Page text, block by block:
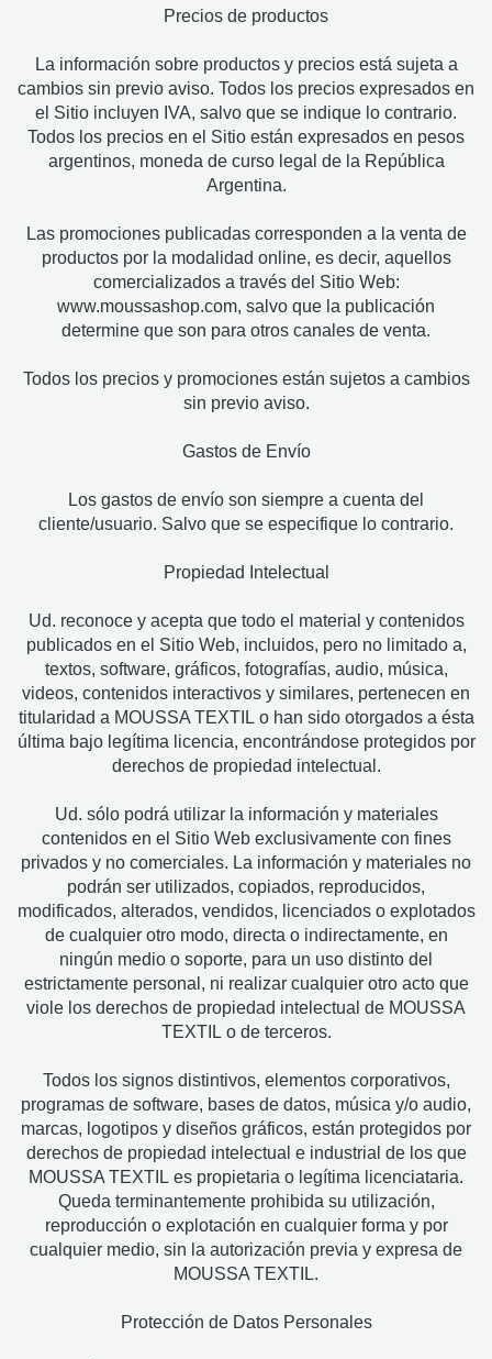
Precios de productos
La información sobre productos y precios está sujeta a
cambios sin previo aviso. Todos los precios expresados en
el Sitio incluyen IVA, salvo que se indique lo contrario.
Todos los precios en el Sitio están expresados en pesos
argentinos, moneda de curso legal de la República
Argentina.
Las promociones publicadas corresponden a la venta de
productos por la modalidad online, es decir, aquellos
comercializados a través del Sitio Web:
www.moussashop.com, salvo que la publicación
determine que son para otros canales de venta.
Todos los precios y promociones están sujetos a cambios
sin previo aviso.
Gastos de Envío
Los gastos de envío son siempre a cuenta del
cliente/usuario. Salvo que se especifique lo contrario.
Propiedad Intelectual
Ud. reconoce y acepta que todo el material y contenidos
publicados en el Sitio Web, incluidos, pero no limitado a,
textos, software, gráficos, fotografías, audio, música,
videos, contenidos interactivos y similares, pertenecen en
titularidad a MOUSSA TEXTIL o han sido otorgados a ésta
última bajo legítima licencia, encontrándose protegidos por
derechos de propiedad intelectual.
Ud. sólo podrá utilizar la información y materiales
contenidos en el Sitio Web exclusivamente con fines
privados y no comerciales. La información y materiales no
podrán ser utilizados, copiados, reproducidos,
modificados, alterados, vendidos, licenciados o explotados
de cualquier otro modo, directa o indirectamente, en
ningún medio o soporte, para un uso distinto del
estrictamente personal, ni realizar cualquier otro acto que
viole los derechos de propiedad intelectual de MOUSSA
TEXTIL o de terceros.
Todos los signos distintivos, elementos corporativos,
programas de software, bases de datos, música y/o audio,
marcas, logotipos y diseños gráficos, están protegidos por
derechos de propiedad intelectual e industrial de los que
MOUSSA TEXTIL es propietaria o legítima licenciataria.
Queda terminantemente prohibida su utilización,
reproducción o explotación en cualquier forma y por
cualquier medio, sin la autorización previa y expresa de
MOUSSA TEXTIL.
Protección de Datos Personales